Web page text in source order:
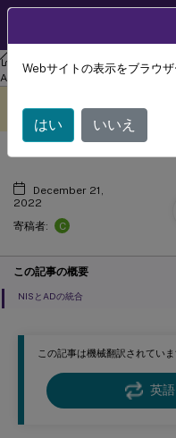
リナックス バーチャル デリ
Agent 2210
この記事は機械翻訳されてい
英
翻訳されています。
NISのActive
December 21,
2022
寄稿者:
C
この記事の概要
NISとADの統合
Webサイトの表示をブラウ
はい いいえ